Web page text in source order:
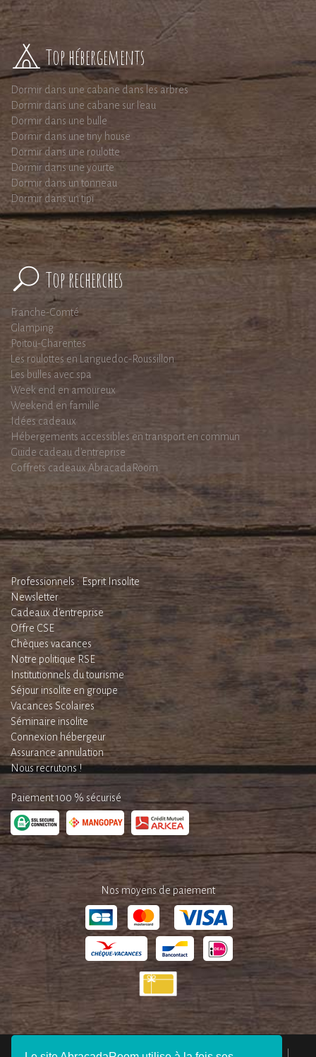
Top hébergements
Dormir dans une cabane dans les arbres
Dormir dans une cabane sur l'eau
Dormir dans une bulle
Dormir dans une tiny house
Dormir dans une roulotte
Dormir dans une yourte
Dormir dans un tonneau
Dormir dans un tipi
Top recherches
Franche-Comté
Glamping
Poitou-Charentes
Les roulottes en Languedoc-Roussillon
Les bulles avec spa
Week end en amoureux
Weekend en famille
Idées cadeaux
Hébergements accessibles en transport en commun
Guide cadeau d'entreprise
Coffrets cadeaux AbracadaRoom
Professionnels : Esprit Insolite
Newsletter
Cadeaux d'entreprise
Offre CSE
Chèques vacances
Notre politique RSE
Institutionnels du tourisme
Séjour insolite en groupe
Vacances Scolaires
Séminaire insolite
Connexion hébergeur
Assurance annulation
Nous recrutons !
Paiement 100 % sécurisé
Nos moyens de paiement
QUI SOMMES-NOUS ? ESPACE PRESSE MENTIONS LÉGALES